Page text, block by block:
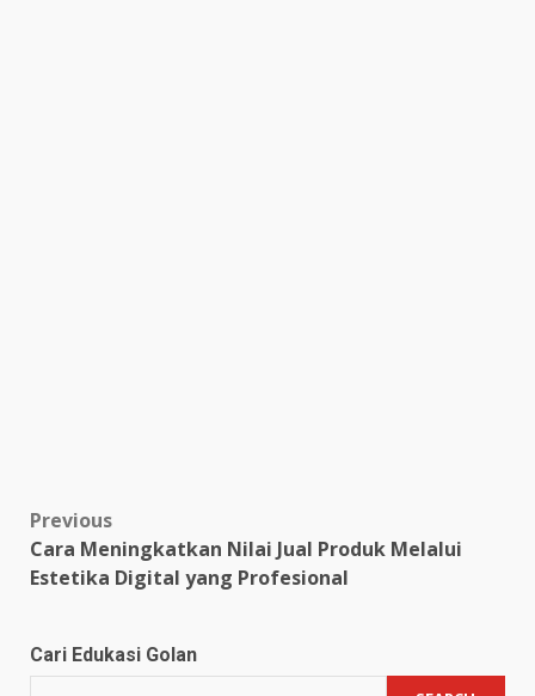
Post
navigation
Previous
Cara Meningkatkan Nilai Jual Produk Melalui
Estetika Digital yang Profesional
Cari Edukasi Golan